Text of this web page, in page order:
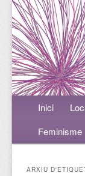
Menú principal
Aneu al
Aneu al
Inici
Feminisme
ARXIU